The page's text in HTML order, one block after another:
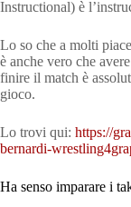
Instructional) è
Lo so che a molti
è anche vero che
finire il match è
gioco.
Lo trovi qui: https://
bernardi-
Ha senso imparare i